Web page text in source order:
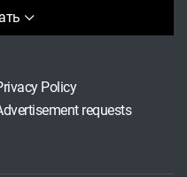
Policy
requests